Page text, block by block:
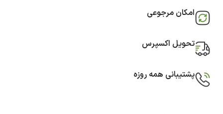
امکان مرجوعی
تحویل اکسپرس
پشتیبانی همه روزه